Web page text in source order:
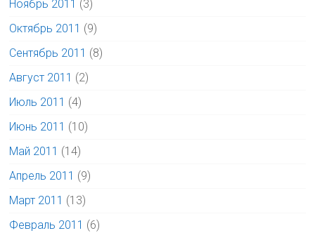
Ноябрь 2011 (3)
Октябрь 2011 (9)
Сентябрь 2011 (8)
Август 2011 (2)
Июль 2011 (4)
Июнь 2011 (10)
Май 2011 (14)
Апрель 2011 (9)
Март 2011 (13)
Февраль 2011 (6)